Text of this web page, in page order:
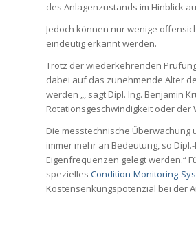
des Anlagenzustands im Hinblick
Jedoch können nur wenige
eindeutig erkannt werden.
Trotz der wiederkehrenden
dabei auf das zunehmende Alter
werden „, sagt Dipl. Ing. Benjamin
Rotationsgeschwindigkeit oder
Die messtechnische
immer mehr an Bedeutung, so
Eigenfrequenzen gelegt werden.“
spezielles Condition-Monitoring-
Kostensenkungspotenzial bei der